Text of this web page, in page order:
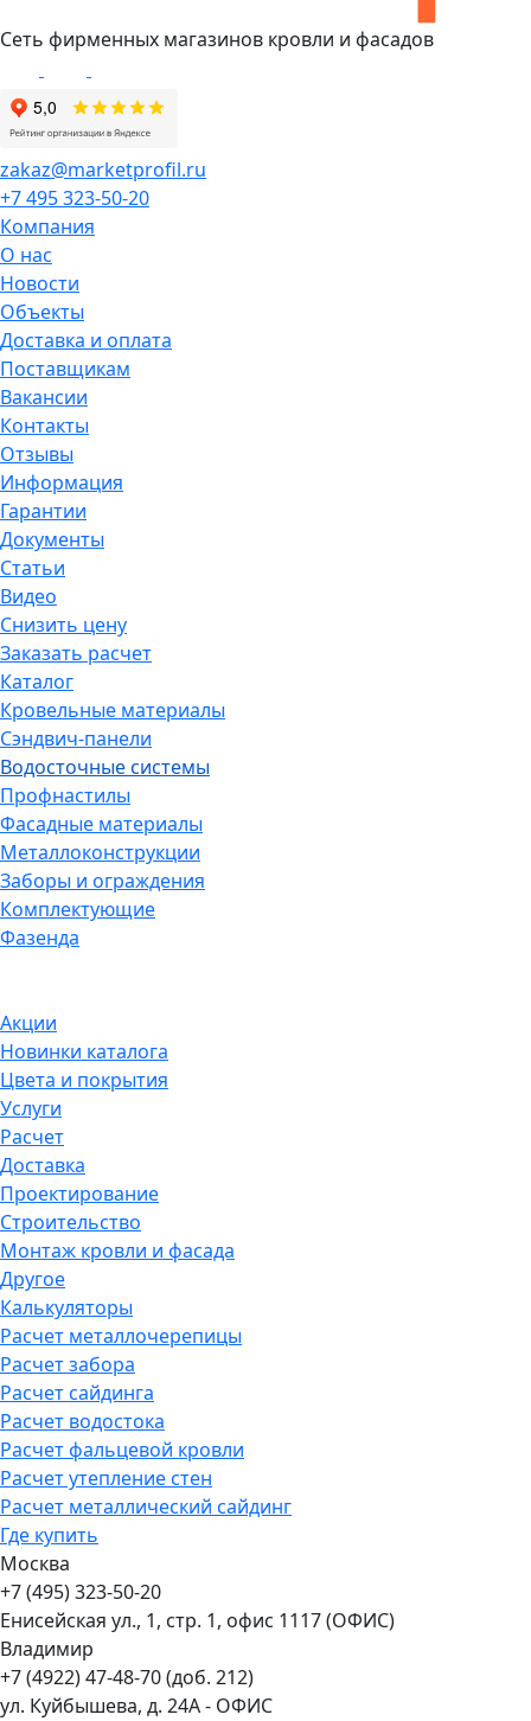
Сеть фирменных магазинов кровли и фасадов
zakaz@marketprofil.ru
+7 495 323-50-20
Компания
О нас
Новости
Объекты
Доставка и оплата
Поставщикам
Вакансии
Контакты
Отзывы
Информация
Гарантии
Документы
Статьи
Видео
Снизить цену
Заказать расчет
Каталог
Кровельные материалы
Сэндвич-панели
Водосточные системы
Профнастилы
Фасадные материалы
Металлоконструкции
Заборы и ограждения
Комплектующие
Фазенда
Акции
Новинки каталога
Цвета и покрытия
Услуги
Расчет
Доставка
Проектирование
Строительство
Монтаж кровли и фасада
Другое
Калькуляторы
Расчет металлочерепицы
Расчет забора
Расчет сайдинга
Расчет водостока
Расчет фальцевой кровли
Расчет утепление стен
Расчет металлический сайдинг
Где купить
Москва
+7 (495) 323-50-20
Енисейская ул., 1, стр. 1, офис 1117 (ОФИС)
Владимир
+7 (4922) 47-48-70 (доб. 212)
ул. Куйбышева, д. 24А - ОФИС